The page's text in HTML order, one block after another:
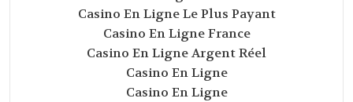
Casino En Ligne Le Plus Payant
Casino En Ligne France
Casino En Ligne Argent Réel
Casino En Ligne
Casino En Ligne